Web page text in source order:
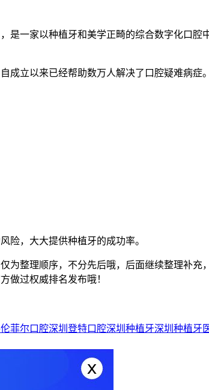
一家以种植牙和美学正畸的综合数字化口腔
成立以来已经帮助数万人解决了口腔疑难病症。
险，大大提供种植牙的成功率。
整理顺序，不分先后哦，后面继续整理补充
做过权威排名发布哦！
菲尔口腔深圳登特口腔深圳种植牙深圳种植牙